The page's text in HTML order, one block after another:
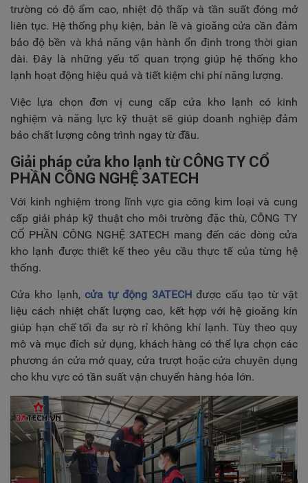
trường có độ ẩm cao, nhiệt độ thấp và tần suất đóng mở
liên tục. Hệ thống phụ kiện, bản lề và gioăng cửa cần đảm
bảo độ bền và khả năng vận hành ổn định trong thời gian
dài. Đây là những yếu tố quan trọng giúp hệ thống kho
lạnh hoạt động hiệu quả và tiết kiệm chi phí năng lượng.
Việc lựa chọn đơn vị cung cấp cửa kho lạnh có kinh
nghiệm và năng lực kỹ thuật sẽ giúp doanh nghiệp đảm
bảo chất lượng công trình ngay từ đầu.
Giải pháp cửa kho lạnh từ CÔNG TY CỔ
PHẦN CÔNG NGHỆ 3ATECH
Với kinh nghiệm trong lĩnh vực gia công kim loại và cung
cấp giải pháp kỹ thuật cho môi trường đặc thù, CÔNG TY
CỔ PHẦN CÔNG NGHỆ 3ATECH mang đến các dòng cửa
kho lạnh được thiết kế theo yêu cầu thực tế của từng hệ
thống.
Cửa kho lạnh,cửa tự động 3ATECHđược cấu tạo từ vật
liệu cách nhiệt chất lượng cao, kết hợp với hệ gioăng kín
giúp hạn chế tối đa sự rò rỉ không khí lạnh. Tùy theo quy
mô và mục đích sử dụng, khách hàng có thể lựa chọn các
phương án cửa mở quay, cửa trượt hoặc cửa chuyên dụng
cho khu vực có tần suất vận chuyển hàng hóa lớn.